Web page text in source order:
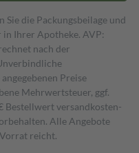
Sie die Packungsbeilage und
Ihrer Apotheke. AVP:
nach der
Preise
Mehrwertsteuer, ggf.
Bestell­wert versand­kosten­
Alle Angebote
reicht.